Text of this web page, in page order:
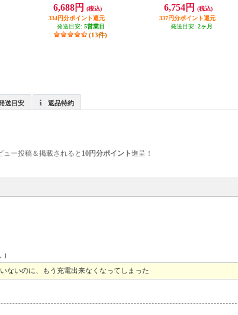
6,688円
(税込)
334円分ポイント還元
発送目安: 5営業日
(13件)
6,754円
(税込)
337円分ポイント還元
発送目安: 2ヶ月
送目安 返品特約
ュー投稿＆掲載されると 10円分ポイント進呈！
ないのに、もう充電出来なくなってしまった